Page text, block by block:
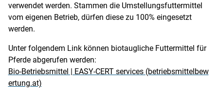
verwendet werden. Stammen die Umstellungsfuttermittel
vom eigenen Betrieb, dürfen diese zu 100% eingesetzt
werden.
Unter folgendem Link können biotaugliche Futtermittel für
Pferde abgerufen werden:
Bio-Betriebsmittel | EASY-CERT services (betriebsmittelbew
ertung.at)